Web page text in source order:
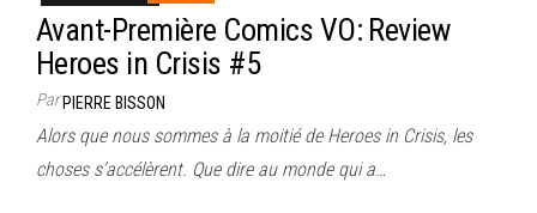
Avant-Première Comics VO: Review
Heroes in Crisis #5
ParPIERRE BISSON
Alors que nous sommes à la moitié de Heroes in Crisis, les
choses s’accélèrent. Que dire au monde qui a…